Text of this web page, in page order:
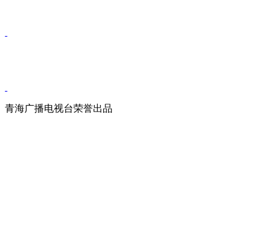
青海广播电视台荣誉出品